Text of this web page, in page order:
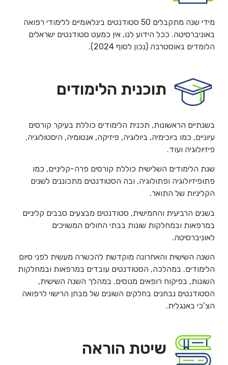
מידי שנה מתקבלים 50 סטודנטים בינלאומיים ללימודי רפואה
באוניברסיטה. ככל הידוע לנו, אין כמעט סטודנטים ישראלים
הלומדים באוסטרבה (נכון לסוף 2024).
תוכנית הלימודים
בשנתיים הראשונות, תכנית הלימודים כוללת בעיקר קורסים
עיוניים, כמו ביוכימיה, ביולוגיה, פיזיקה, אנטומיה, היסטולוגיה,
פיזיולוגיה ועוד.
שנת הלימודים השלישית כוללת קורסים פרה-קליניים, כמו
פתופיזיולוגיה ופתולוגיה, ובה הסטודנטים מתכוננים לשנים
הקליניות של התואר.
בשנים הרביעית והחמישית, סטודנטים מבצעים סבבים קליניים
במרפאות ובמחלקות שונות בבתי החולים המשויכים
לאוניברסיטה.
השנה השישית והאחרונה מוקדשת להכשרה מעשית לפני סיום
הלימודים. במהלכה, הסטודנטים עובדים במרפאות ובמחלקות
השונות, בפיקוח רופאים מנוסים. במהלך השנה השישית,
הסטודנטים נבחנים בחלקים השונים של מבחן הרישוי לרפואה
הצ’כי באנגלית.
שיטת הוראה